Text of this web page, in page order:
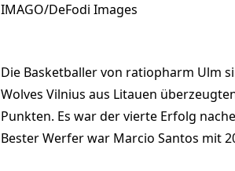
IMAGO/DeFodi Images
Die Basketballer von ratiopharm Ulm
Wolves Vilnius aus Litauen
Punkten. Es war der vierte Erfolg
Bester Werfer war Marcio Santos mit